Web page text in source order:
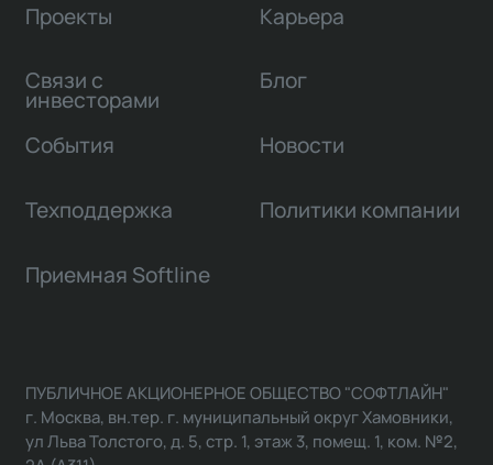
Проекты
Связи с
инвесторами
Карьера
Блог
События Новости
Техподдержка Политики компании
Приемная Softline
ПУБЛИЧНОЕ АКЦИОНЕРНОЕ ОБЩЕСТВО "СОФТЛАЙН"
г. Москва, вн.тер. г. муниципальный округ Хамовники,
ул Льва Толстого, д. 5, стр. 1, этаж 3, помещ. 1, ком. №2,